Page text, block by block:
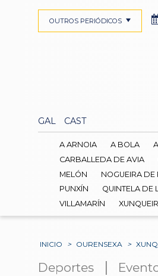
GAL CAST
OUTROS PERIÓDICOS
A ARNOIA A BOLA
CARBALLEDA DE AVIA
MELÓN
NOGUEIRA DE
PUNXÍN
QUINTELA DE
VILLAMARÍN
INICIO > OURENSEXA >
Deportes |